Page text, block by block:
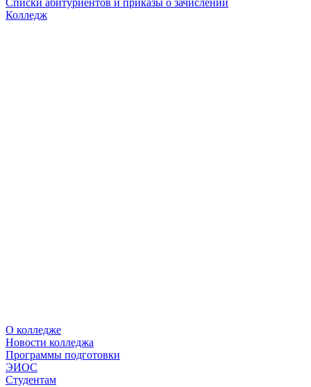
Списки абитуриентов и приказы о зачислении
Колледж
О колледже
Новости колледжа
Программы подготовки
ЭИОС
Студентам